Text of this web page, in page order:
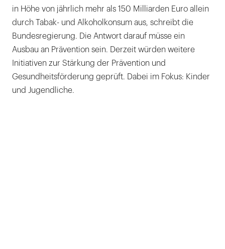
in Höhe von jährlich mehr als 150 Milliarden Euro allein
durch Tabak- und Alkoholkonsum aus, schreibt die
Bundesregierung. Die Antwort darauf müsse ein
Ausbau an Prävention sein. Derzeit würden weitere
Initiativen zur Stärkung der Prävention und
Gesundheitsförderung geprüft. Dabei im Fokus: Kinder
und Jugendliche.